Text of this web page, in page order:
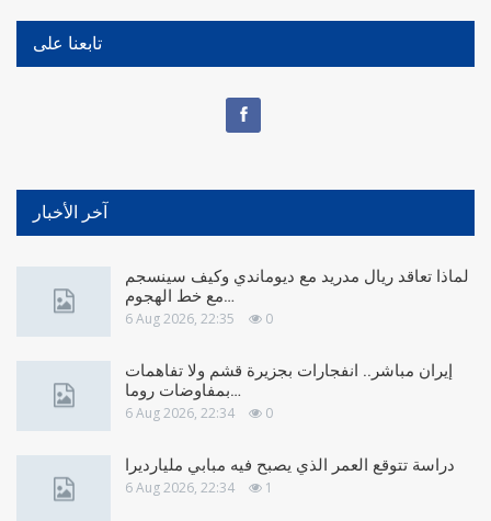
تابعنا على
آخر الأخبار
لماذا تعاقد ريال مدريد مع ديوماندي وكيف سينسجم
مع خط الهجوم…
6 Aug 2026, 22:35 0
إيران مباشر.. انفجارات بجزيرة قشم ولا تفاهمات
بمفاوضات روما…
6 Aug 2026, 22:34 0
دراسة تتوقع العمر الذي يصبح فيه مبابي مليارديرا
6 Aug 2026, 22:34 1